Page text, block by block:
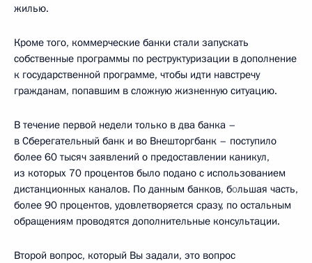
жилью.
Кроме того, коммерческие банки стали запускать
собственные программы по реструктуризации в дополнение
к государственной программе, чтобы идти навстречу
гражданам, попавшим в сложную жизненную ситуацию.
В течение первой недели только в два банка –
в Сберегательный банк и во Внешторгбанк – поступило
более 60 тысяч заявлений о предоставлении каникул,
из которых 70 процентов было подано с использованием
дистанционных каналов. По данным банков, большая часть,
более 90 процентов, удовлетворяется сразу, по остальным
обращениям проводятся дополнительные консультации.
Второй вопрос, который Вы задали, это вопрос